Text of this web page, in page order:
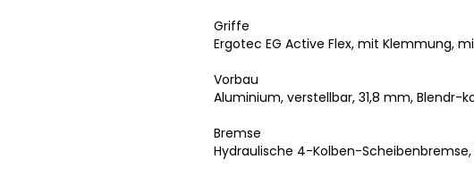
Griffe
Ergotec EG Active Flex, mit Klemmung,
Vorbau
Aluminium, verstellbar, 31,8 mm,
Bremse
Hydraulische 4-Kolben-